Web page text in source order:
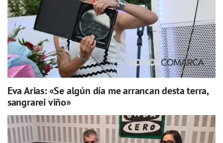
Eva Arias: «Se algún día me arrancan desta terra,
sangrarei viño»